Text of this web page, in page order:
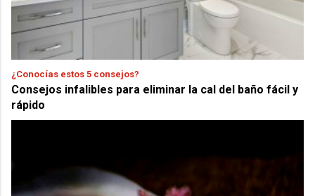
¿Conocías estos 5 consejos?
Consejos infalibles para eliminar la cal del baño fácil y
rápido